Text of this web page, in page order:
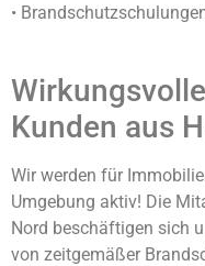
•
Kunden aus
Wir werden für
Umgebung aktiv! Die
Nord beschäftigen sich
von zeitgemäßer